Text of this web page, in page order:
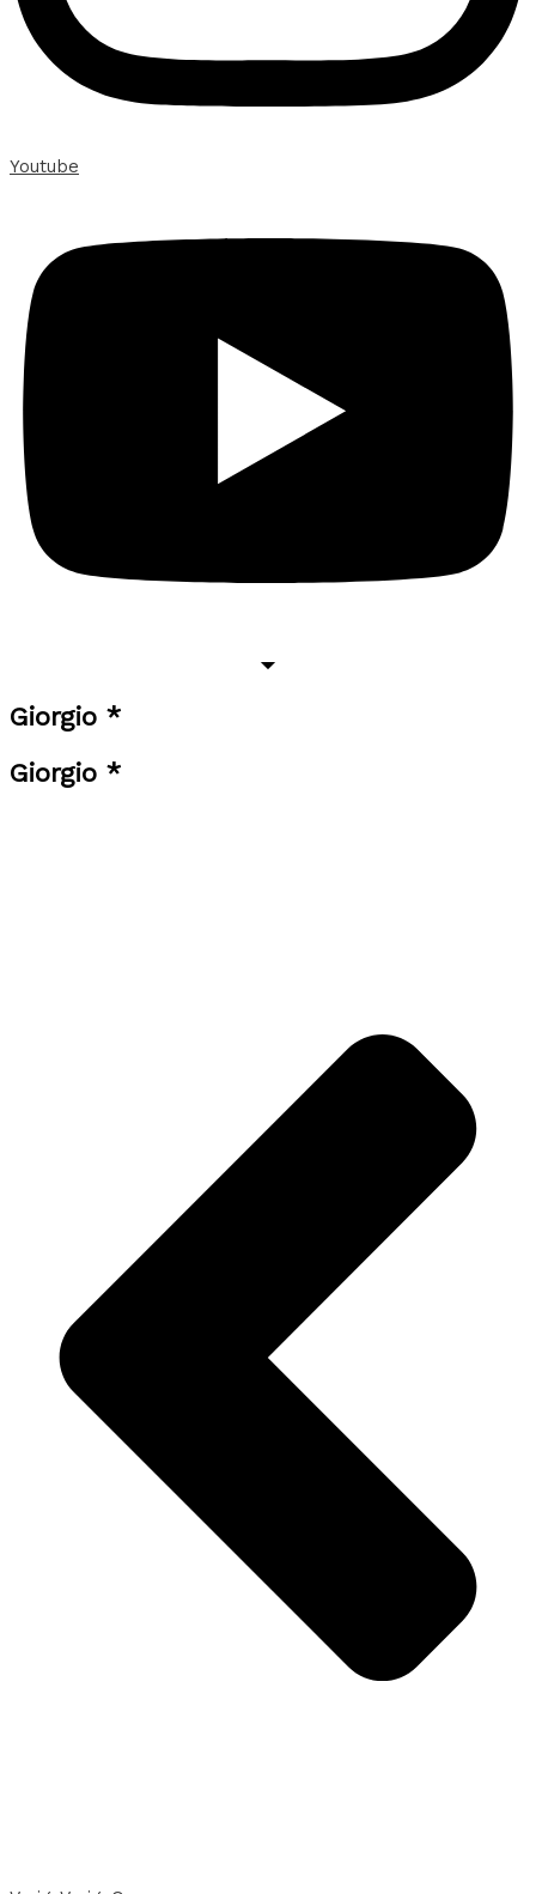
Youtube
Giorgio *
Giorgio *